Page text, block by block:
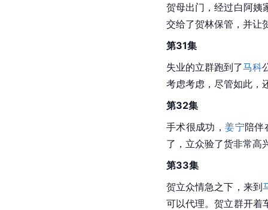
贺母出门，经过白阿姨
交给了贺林保管，并让
第31集
失业的立群跑到了马科
考虑考虑，尽管如此，
第32集
手术很成功，姜宁陪伴
了，立众验了货非常高
第33集
贺立众情急之下，来到
可以代理。贺立群开着